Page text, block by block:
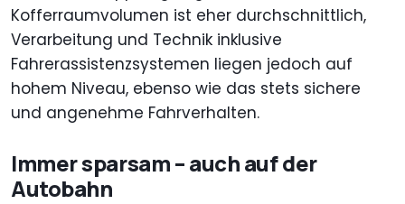
Kofferraumvolumen ist eher durchschnittlich,
Verarbeitung und Technik inklusive
Fahrerassistenzsystemen liegen jedoch auf
hohem Niveau, ebenso wie das stets sichere
und angenehme Fahrverhalten.
Immer sparsam – auch auf der
Autobahn